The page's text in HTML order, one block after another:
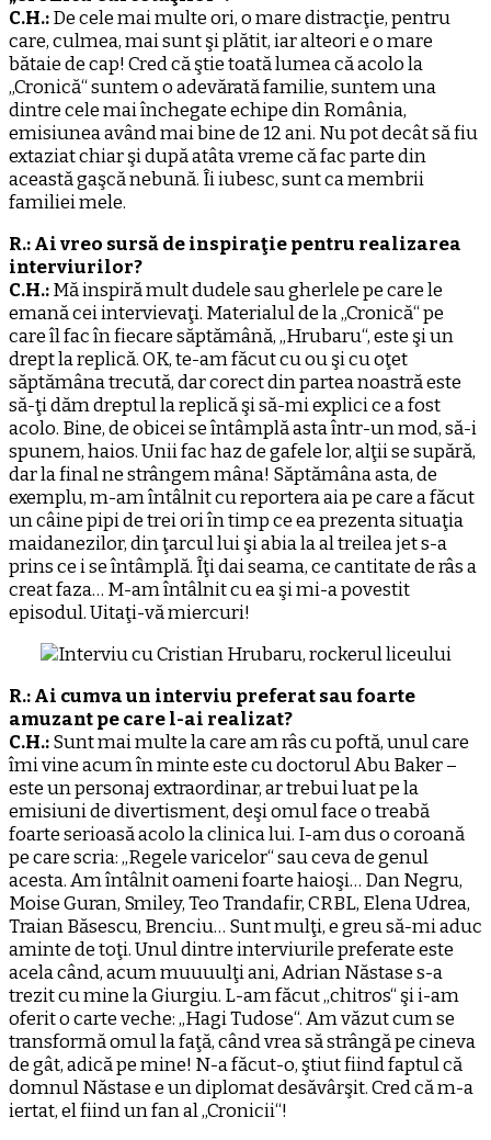
C.H.:De cele mai multe ori, o mare distracţie, pentru
care, culmea, mai sunt şi plătit, iar alteori e o mare
bătaie de cap! Cred că ştie toată lumea că acolo la
„Cronică“ suntem o adevărată familie, suntem una
dintre cele mai închegate echipe din România,
emisiunea având mai bine de 12 ani. Nu pot decât să fiu
extaziat chiar şi după atâta vreme că fac parte din
această gaşcă nebună. Îi iubesc, sunt ca membrii
familiei mele.
R.: Ai vreo sursă de inspiraţie pentru realizarea
interviurilor?
C.H.:Mă inspiră mult dudele sau gherlele pe care le
emană cei intervievaţi. Materialul de la „Cronică“ pe
care îl fac în fiecare săptămână, „Hrubaru“, este şi un
drept la replică. OK, te-am făcut cu ou şi cu oţet
săptămâna trecută, dar corect din partea noastră este
să-ţi dăm dreptul la replică şi să-mi explici ce a fost
acolo. Bine, de obicei se întâmplă asta într-un mod, să-i
spunem, haios. Unii fac haz de gafele lor, alţii se supără,
dar la final ne strângem mâna! Săptămâna asta, de
exemplu, m-am întâlnit cu reportera aia pe care a făcut
un câine pipi de trei ori în timp ce ea prezenta situaţia
maidanezilor, din ţarcul lui şi abia la al treilea jet s-a
prins ce i se întâmplă. Îţi dai seama, ce cantitate de râs a
creat faza… M-am întâlnit cu ea şi mi-a povestit
episodul. Uitaţi-vă miercuri!
R.: Ai cumva un interviu preferat sau foarte
amuzant pe care l-ai realizat?
C.H.:Sunt mai multe la care am râs cu poftă, unul care
îmi vine acum în minte este cu doctorul Abu Baker –
este un personaj extraordinar, ar trebui luat pe la
emisiuni de divertisment, deşi omul face o treabă
foarte serioasă acolo la clinica lui. I-am dus o coroană
pe care scria: „Regele varicelor“ sau ceva de genul
acesta. Am întâlnit oameni foarte haioşi… Dan Negru,
Moise Guran, Smiley, Teo Trandafir, CRBL, Elena Udrea,
Traian Băsescu, Brenciu… Sunt mulţi, e greu să-mi aduc
aminte de toţi. Unul dintre interviurile preferate este
acela când, acum muuuulţi ani, Adrian Năstase s-a
trezit cu mine la Giurgiu. L-am făcut „chitros“ şi i-am
oferit o carte veche: „Hagi Tudose“. Am văzut cum se
transformă omul la faţă, când vrea să strângă pe cineva
de gât, adică pe mine! N-a făcut-o, ştiut fiind faptul că
domnul Năstase e un diplomat desăvârşit. Cred că m-a
iertat, el fiind un fan al „Cronicii“!